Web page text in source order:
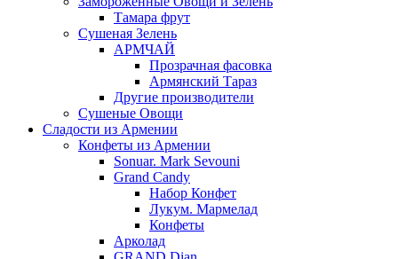
Тамара фрут
Сушеная Зелень
АРМЧАЙ
Прозрачная фасовка
Армянский Тараз
Другие производители
Сушеные Овощи
Сладости из Армении
Конфеты из Армении
Sonuar. Mark Sevouni
Grand Candy
Набор Конфет
Лукум. Мармелад
Конфеты
Арколад